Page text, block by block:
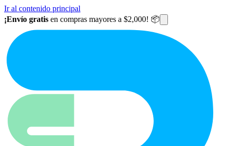
Ir al contenido principal
¡Envío gratis en compras mayores a $2,000! 📦